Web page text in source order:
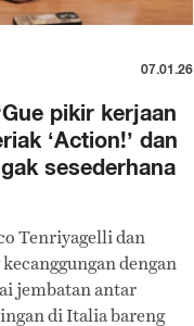
07.01.26
pikir kerjaan
‘Action!’ dan
sesederhana
Tenriyagelli dan
dengan
jembatan antar
di Italia bareng